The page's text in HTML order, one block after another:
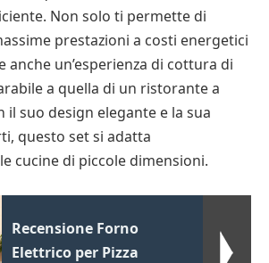
Non solo ti permette di
prestazioni a costi energetici
un’esperienza di cottura di
a quella di un ristorante a
il suo design elegante e la sua
questo set si adatta
cucine di piccole dimensioni.
Recensione Forno
Elettrico per Pizza